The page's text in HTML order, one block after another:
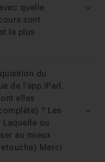
quelle
sont
la plus
du
de l'app iPad.
elles
? Les
Laquelle ou
au mieux
Merci